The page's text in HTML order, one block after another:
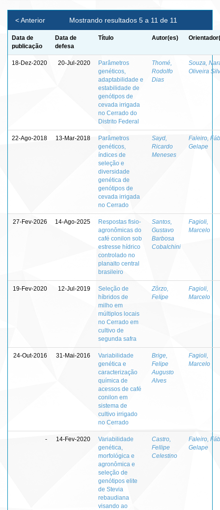
Mostrando resultados 5 a 11 de 11
< Anterior
Data de
publicação
Data de
defesa
Título Autor(es)
18-Dez-2020 20-Jul-2020
Parâmetros
genéticos,
adaptabilidade e
estabilidade de
genótipos de
cevada irrigada
no Cerrado do
Distrito Federal
Thomé,
Rodolfo
Dias
Souza,
Oliveira
22-Ago-2018 13-Mar-2018
Parâmetros
genéticos,
índices de
seleção e
diversidade
genética de
genótipos de
cevada irrigada
no Cerrado
Sayd,
Ricardo
Meneses
Faleiro,
Gelape
27-Fev-2026 14-Ago-2025
Respostas fisio-
agronômicas do
café conilon sob
estresse hídrico
controlado no
planalto central
brasileiro
Santos,
Gustavo
Barbosa
Cobalchini
Fagioli,
Marcelo
19-Fev-2020 12-Jul-2019
Seleção de
híbridos de
milho em
múltiplos locais
no Cerrado em
cultivo de
segunda safra
Zôrzo,
Felipe
Fagioli,
Marcelo
24-Out-2016 31-Mai-2016
Variabilidade
genética e
caracterização
química de
acessos de café
conilon em
sistema de
cultivo irrigado
no Cerrado
Brige,
Felipe
Augusto
Alves
Fagioli,
Marcelo
- 14-Fev-2020
Variabilidade
genética,
morfológica e
agronômica e
seleção de
genótipos elite
de Stevia
rebaudiana
visando ao
Castro,
Fellipe
Celestino
Faleiro,
Gelape